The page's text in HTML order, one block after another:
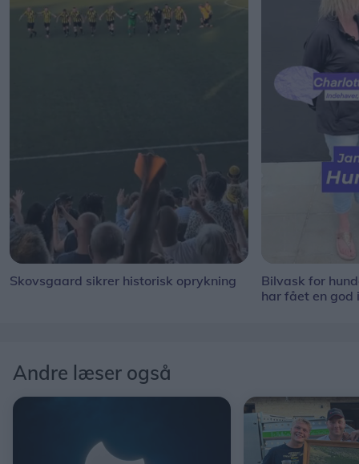
Skovsgaard sikrer historisk oprykning
Bilvask for
har fået en god
Andre læser også